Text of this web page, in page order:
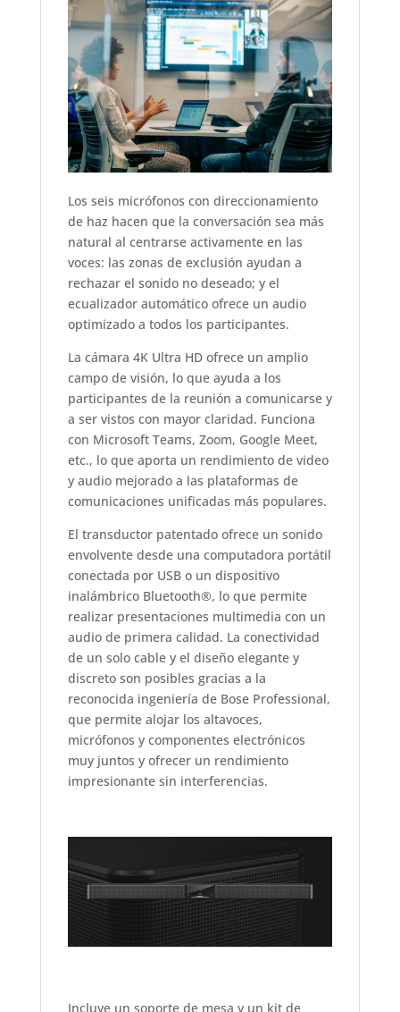
Los seis micrófonos con direccionamiento
de haz hacen que la conversación sea más
natural al centrarse activamente en las
voces: las zonas de exclusión ayudan a
rechazar el sonido no deseado; y el
ecualizador automático ofrece un audio
optimizado a todos los participantes.
La cámara 4K Ultra HD ofrece un amplio
campo de visión, lo que ayuda a los
participantes de la reunión a comunicarse y
a ser vistos con mayor claridad. Funciona
con Microsoft Teams, Zoom, Google Meet,
etc., lo que aporta un rendimiento de video
y audio mejorado a las plataformas de
comunicaciones unificadas más populares.
El transductor patentado ofrece un sonido
envolvente desde una computadora portátil
conectada por USB o un dispositivo
inalámbrico Bluetooth®, lo que permite
realizar presentaciones multimedia con un
audio de primera calidad. La conectividad
de un solo cable y el diseño elegante y
discreto son posibles gracias a la
reconocida ingeniería de Bose Professional,
que permite alojar los altavoces,
micrófonos y componentes electrónicos
muy juntos y ofrecer un rendimiento
impresionante sin interferencias.
Incluye un soporte de mesa y un kit de